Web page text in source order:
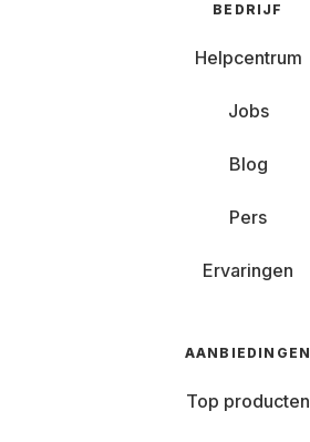
BEDRIJF
Helpcentrum
Jobs
Blog
Pers
Ervaringen
AANBIEDINGEN
Top producten